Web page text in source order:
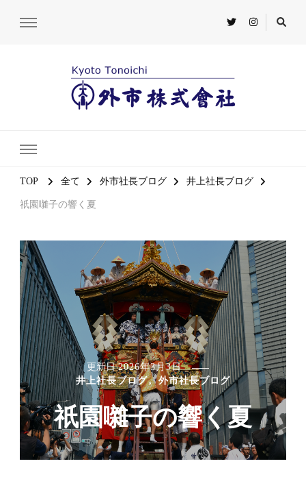
TOP 全て 外市社長ブログ 井上社長ブログ
祇園囃子の響く夏
更新日2026年3月3日
井上社長ブログ
外市社長ブログ
祇園囃子の響く夏